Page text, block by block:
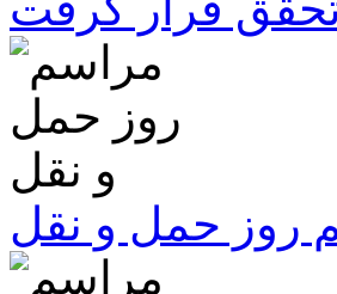
روز حمل و نقل